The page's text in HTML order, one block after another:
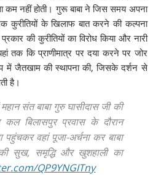
कम नहीं होती। गुरू बाबा ने जिस समय अपना
कुरीतियों के खिलाफ बात करने की कल्पना
की कुरीतियों का विरोध किया और नारी
तक कि प्राणीमात्र पर दया करने पर जोर
में जैतखाम की स्थापना की, जिसके दर्शन से
है।
संत बाबा गुरु घासीदास जी की
कल बिलासपुर प्रवास के दौरान
पहुंचकर वहां पूजा-अर्चना कर बाबा
सुख, समृद्धि और खुशहाली का
QP9YNGITny